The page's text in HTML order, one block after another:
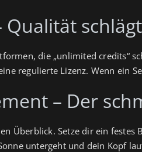
die „unlimited credits“
regulierte Lizenz. Wenn ein
– Der
Überblick. Setze dir ein
untergeht und dein Kopf